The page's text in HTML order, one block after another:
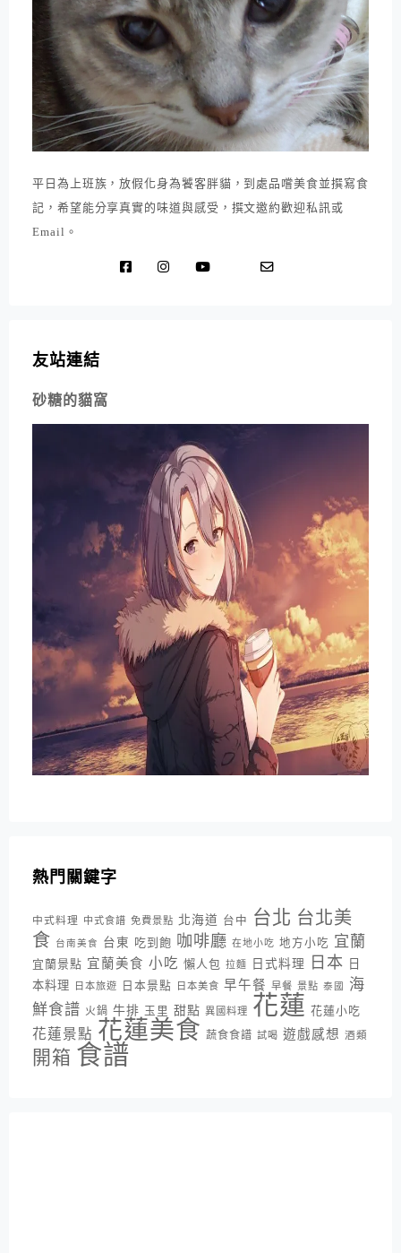
平日為上班族，放假化身為饕客胖貓，到處品嚐美食並撰寫食
記，希望能分享真實的味道與感受，撰文邀約歡迎私訊或
Email。
友站連結
砂糖的貓窩
熱門關鍵字
中式料理 中式食譜 免費景點 北海道 台中 台北 台北美
食 台南美食 台東 吃到飽 咖啡廳 在地小吃 地方小吃 宜蘭
宜蘭景點 宜蘭美食 小吃 懶人包 拉麵 日式料理 日本 日
本料理
日本旅遊 日本景點 日本美食 早午餐 早餐 景點 泰國
海
鮮食譜 火鍋 牛排 玉里 甜點 異國料理 花蓮 花蓮小吃
花蓮景點 花蓮美食 蔬食食譜 試喝 遊戲感想 酒類
開箱 食譜